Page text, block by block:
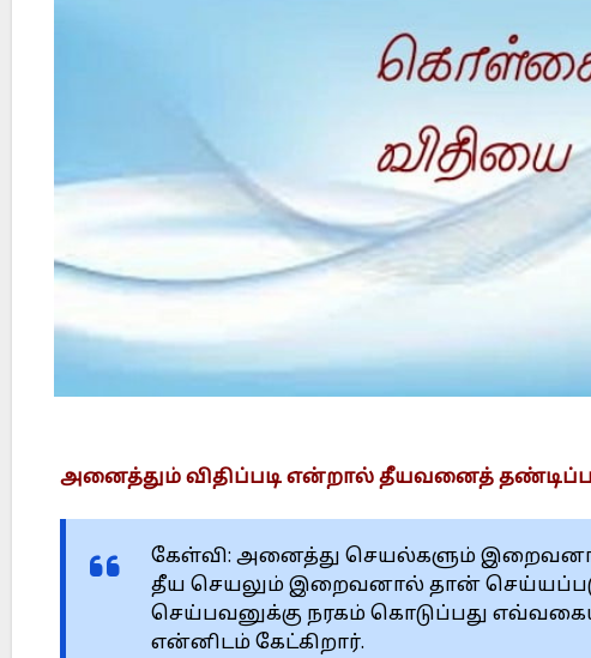
அனைத்தும் விதிப்படி என்றால் தீயவனைத்
கேள்வி: அனைத்து செயல்களும்
தீய செயலும் இறைவனால் தான்
செய்பவனுக்கு நரகம் கொடுப்பது
என்னிடம் கேட்கிறார்.
Did Jesus Resurrect on Sunday or Monday?